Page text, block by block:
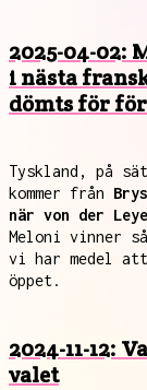
2025-04-02:
i nästa
dömts för
Tyskland, på
kommer från
när von der
Meloni vinner
vi har medel
öppet.
2024-11-12:
valet